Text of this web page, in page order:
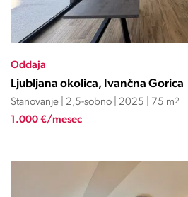
Oddaja
Ljubljana okolica, Ivančna Gorica
Stanovanje | 2,5-sobno | 2025 | 75 m2
1.000 €/mesec